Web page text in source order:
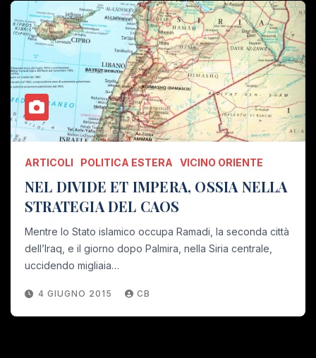
ARTICOLI POLITICA ESTERA VICINO ORIENTE
NEL DIVIDE ET IMPERA, OSSIA NELLA
STRATEGIA DEL CAOS
Mentre lo Stato islamico occupa Ramadi, la seconda città
dell’Iraq, e il giorno dopo Palmira, nella Siria centrale,
uccidendo migliaia…
4 GIUGNO 2015 CB